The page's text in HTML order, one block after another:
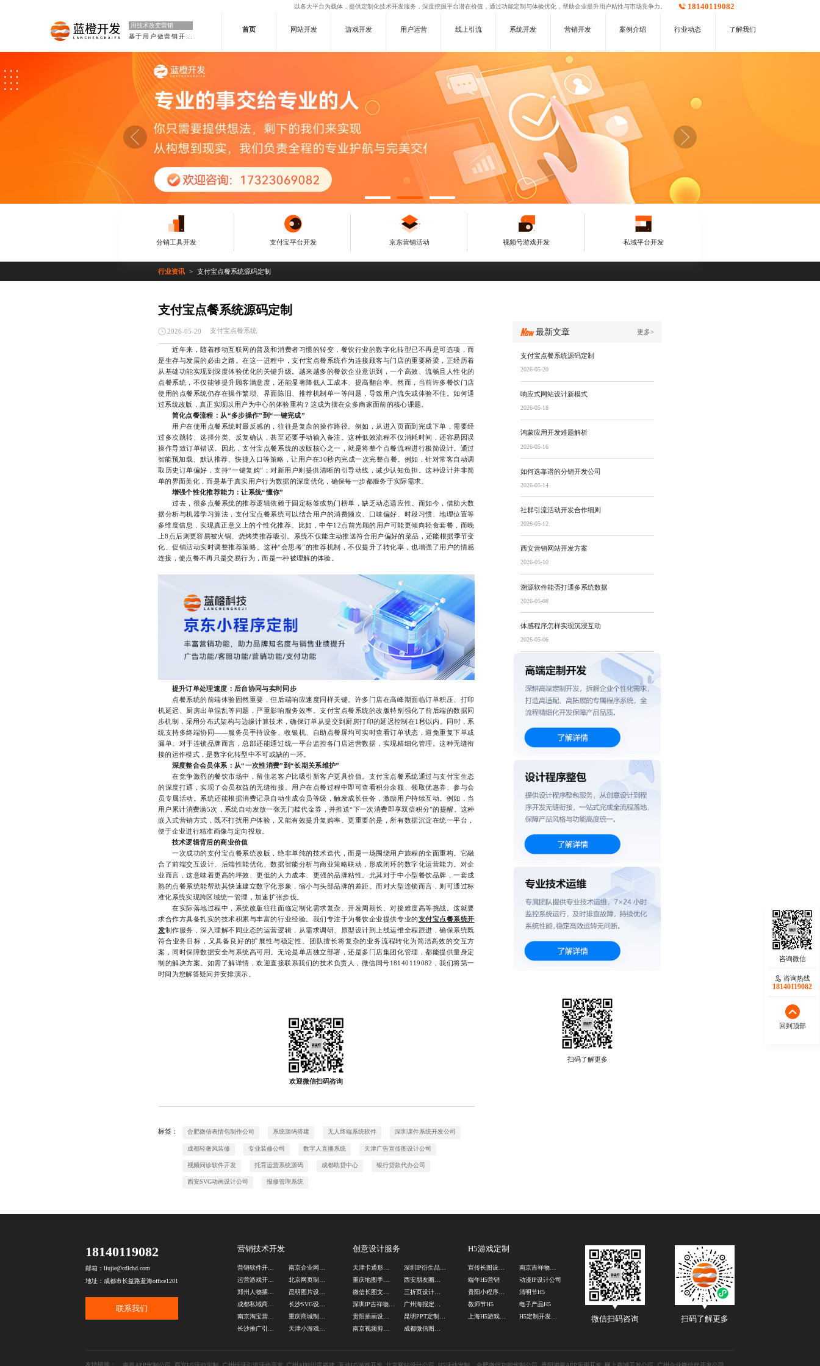
以各大平台为载体，提供定制化技术开发服务，深度挖掘平台潜在价值，通过功能定制与体验优化，帮助企业提升用户粘性与市场竞争力。 18140119082
用技术改变营销
首页 网站开发 游戏开发 用户运营 线上引流 系统开发 营销开发 案例介绍 行业动态 了解我们
分销工具开发 支付宝平台开发 京东营销活动 视频号游戏开发 私域平台开发
行业资讯 > 支付宝点餐系统源码定制
支付宝点餐系统源码定制
2026-05-20 支付宝点餐系统
近年来，随着移动互联网的普及和消费者习惯的转变，餐饮行业的数字化转型已不再是可选项，而
是生存与发展的必由之路。在这一进程中，支付宝点餐系统作为连接顾客与门店的重要桥梁，正经历着
从基础功能实现到深度体验优化的关键升级。越来越多的餐饮企业意识到，一个高效、流畅且人性化的
点餐系统，不仅能够提升顾客满意度，还能显著降低人工成本、提高翻台率。然而，当前许多餐饮门店
使用的点餐系统仍存在操作繁琐、界面陈旧、推荐机制单一等问题，导致用户流失或体验不佳。如何通
过系统改版，真正实现以用户为中心的体验重构？这成为摆在众多商家面前的核心课题。
简化点餐流程：从“多步操作”到“一键完成”
用户在使用点餐系统时最反感的，往往是复杂的操作路径。例如，从进入页面到完成下单，需要经
过多次跳转、选择分类、反复确认，甚至还要手动输入备注。这种低效流程不仅消耗时间，还容易因误
操作导致订单错误。因此，支付宝点餐系统的改版核心之一，就是将整个点餐流程进行极简设计。通过
智能预加载、默认推荐、快捷入口等策略，让用户在30秒内完成一次完整点餐。例如，针对常客自动调
取历史订单偏好，支持“一键复购”；对新用户则提供清晰的引导动线，减少认知负担。这种设计并非简
单的界面美化，而是基于真实用户行为数据的深度优化，确保每一步都服务于实际需求。
增强个性化推荐能力：让系统“懂你”
过去，很多点餐系统的推荐逻辑依赖于固定标签或热门榜单，缺乏动态适应性。而如今，借助大数
据分析与机器学习算法，支付宝点餐系统可以结合用户的消费频次、口味偏好、时段习惯、地理位置等
多维度信息，实现真正意义上的个性化推荐。比如，中午12点前光顾的用户可能更倾向轻食套餐，而晚
上8点后则更容易被火锅、烧烤类推荐吸引。系统不仅能主动推送符合用户偏好的菜品，还能根据季节变
化、促销活动实时调整推荐策略。这种“会思考”的推荐机制，不仅提升了转化率，也增强了用户的情感
连接，使点餐不再只是交易行为，而是一种被理解的体验。
提升订单处理速度：后台协同与实时同步
点餐系统的前端体验固然重要，但后端响应速度同样关键。许多门店在高峰期面临订单积压、打印
机延迟、厨房出单混乱等问题，严重影响服务效率。支付宝点餐系统的改版特别强化了前后端的数据同
步机制，采用分布式架构与边缘计算技术，确保订单从提交到厨房打印的延迟控制在1秒以内。同时，系
统支持多终端协同——服务员手持设备、收银机、自助点餐屏均可实时查看订单状态，避免重复下单或
漏单。对于连锁品牌而言，总部还能通过统一平台监控各门店运营数据，实现精细化管理。这种无缝衔
接的运作模式，是数字化转型中不可或缺的一环。
深度整合会员体系：从“一次性消费”到“长期关系维护”
在竞争激烈的餐饮市场中，留住老客户比吸引新客户更具价值。支付宝点餐系统通过与支付宝生态
的深度打通，实现了会员权益的无缝衔接。用户在点餐过程中即可查看积分余额、领取优惠券、参与会
员专属活动。系统还能根据消费记录自动生成会员等级，触发成长任务，激励用户持续互动。例如，当
用户累计消费满5次，系统自动发放一张无门槛代金券，并推送“下一次消费即享双倍积分”的提醒。这种
嵌入式营销方式，既不打扰用户体验，又能有效提升复购率。更重要的是，所有数据沉淀在统一平台，
便于企业进行精准画像与定向投放。
技术逻辑背后的商业价值
一次成功的支付宝点餐系统改版，绝非单纯的技术迭代，而是一场围绕用户旅程的全面重构。它融
合了前端交互设计、后端性能优化、数据智能分析与商业策略联动，形成闭环的数字化运营能力。对企
业而言，这意味着更高的坪效、更低的人力成本、更强的品牌粘性。尤其对于中小型餐饮品牌，一套成
熟的点餐系统能帮助其快速建立数字化形象，缩小与头部品牌的差距。而对大型连锁而言，则可通过标
准化系统实现跨区域统一管理，加速扩张步伐。
在实际落地过程中，系统改版往往面临定制化需求复杂、开发周期长、对接难度高等挑战。这就要
求合作方具备扎实的技术积累与丰富的行业经验。我们专注于为餐饮企业提供专业的支付宝点餐系统开
发制作服务，深入理解不同业态的运营逻辑，从需求调研、原型设计到上线运维全程跟进，确保系统既
符合业务目标，又具备良好的扩展性与稳定性。团队擅长将复杂的业务流程转化为简洁高效的交互方
案，同时保障数据安全与系统高可用。无论是单店独立部署，还是多门店集团化管理，都能提供量身定
制的解决方案。如需了解详情，欢迎直接联系我们的技术负责人，微信同号18140119082，我们将第一
时间为您解答疑问并安排演示。
欢迎微信扫码咨询
标签： 合肥微信表情包制作公司 系统源码搭建 无人终端系统软件 深圳课件系统开发公司
成都轻奢风装修 专业装修公司 数字人直播系统 天津广告宣传图设计公司
视频问诊软件开发 托育运营系统源码 成都助贷中心 银行贷款代办公司
西安SVG动画设计公司 报修管理系统
最新文章 更多>
支付宝点餐系统源码定制
2026-05-20
响应式网站设计新模式
2026-05-18
鸿蒙应用开发难题解析
2026-05-16
如何选靠谱的分销开发公司
2026-05-14
社群引流活动开发合作细则
2026-05-12
西安营销网站开发方案
2026-05-10
溯源软件能否打通多系统数据
2026-05-08
体感程序怎样实现沉浸互动
2026-05-06
扫码了解更多
咨询热线
18140119082
回到顶部
18140119082
邮箱：liujie@cdlchd.com
地址：成都市长益路蓝海office1201
联系我们
营销技术开发
营销软件开发公司
运营游戏开发公司
郑州人物插画设计公司
成都私域商城开发公司
南京淘宝营销活动开发
创意设计服务
天津卡通形象设计公司
重庆地图手绘设计公司
微信长图文设计公司
深圳IP吉祥物设计公司
贵阳插画设计公司
南京视频剪辑外包
H5游戏定制
宣传长图设计公司
端午H5营销
动漫IP设计公司
贵阳小程序定制开发
清明节H5
教师节H5
电子产品H5
上海H5游戏开发公司
微信扫码咨询 扫码了解更多
友情链接：